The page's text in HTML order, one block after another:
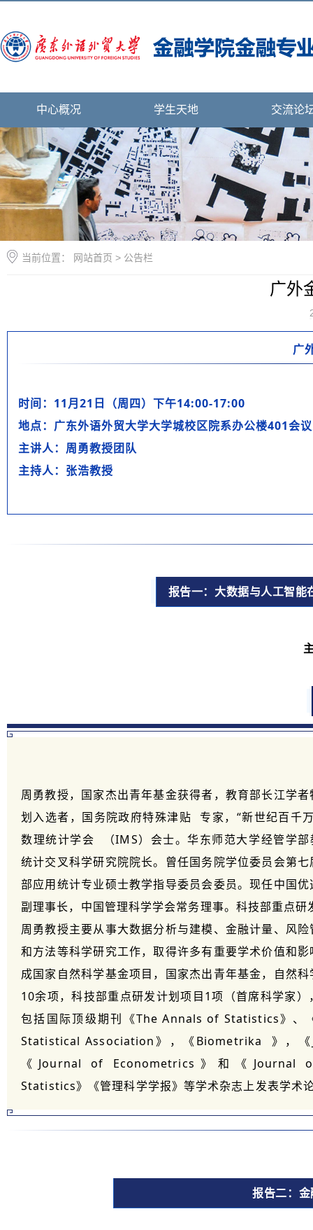
中心概况 学生天地 交流论
当前位置： 网站首页 > 公告栏
广外
广
时间：11月21日（周四）下午14:00-17:00
地点：广东外语外贸大学大学城校区院系办公楼401会
主讲人：周勇教授团队
主持人：张浩教授
报告一：大数据与人工智能
周勇教授，国家杰出青年基金获得者，教育部长江学
划入选者， 国务院政府特殊津贴 专家，“新世纪百千
数理统计学会
（IMS）会士。华东师范大学经管学
统计交叉科学研究院院长。曾任国务院学位委员会第
部应用统计专业硕士教学指导委员会委员。现任中国
副理事长，中国管理科学学会常务理事。科技部重点
周勇教授主要从事大数据分析与建模、金融计量、风
和方法等科学研究工作，取得许多有重要学术价值和
成国家自然科学基金项目，国家杰出青年基金，自然
10余项，科技部重点研发计划项目1项（首席科学家
包括国际顶级期刊《The Annals of Statistics》
Statistical Association》，《Biometrika
》，
《Journal of Econometrics》和《Journal
Statistics》《管理科学学报》等学术杂志上发表学术
报告二：